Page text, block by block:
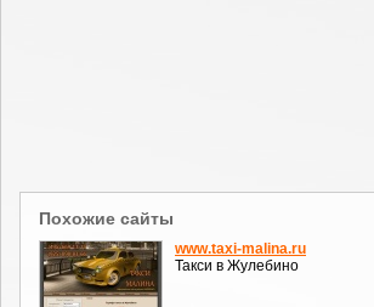
Похожие сайты
www.taxi-malina.ru
Такси в Жулебино